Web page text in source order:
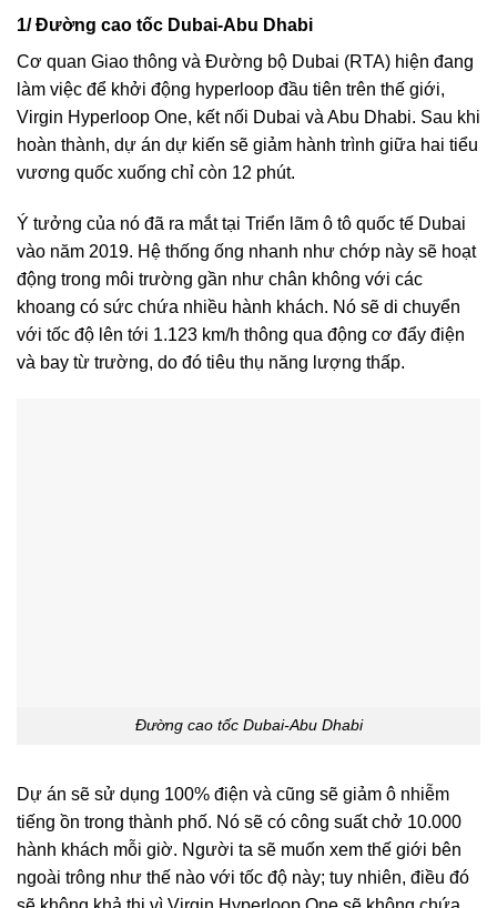
1/ Đường cao tốc Dubai-Abu Dhabi
Cơ quan Giao thông và Đường bộ Dubai (RTA) hiện đang
làm việc để khởi động hyperloop đầu tiên trên thế giới,
Virgin Hyperloop One, kết nối Dubai và Abu Dhabi. Sau khi
hoàn thành, dự án dự kiến sẽ giảm hành trình giữa hai tiểu
vương quốc xuống chỉ còn 12 phút.
Ý tưởng của nó đã ra mắt tại Triển lãm ô tô quốc tế Dubai
vào năm 2019. Hệ thống ống nhanh như chớp này sẽ hoạt
động trong môi trường gần như chân không với các
khoang có sức chứa nhiều hành khách. Nó sẽ di chuyển
với tốc độ lên tới 1.123 km/h thông qua động cơ đẩy điện
và bay từ trường, do đó tiêu thụ năng lượng thấp.
Đường cao tốc Dubai-Abu Dhabi
Dự án sẽ sử dụng 100% điện và cũng sẽ giảm ô nhiễm
tiếng ồn trong thành phố. Nó sẽ có công suất chở 10.000
hành khách mỗi giờ. Người ta sẽ muốn xem thế giới bên
ngoài trông như thế nào với tốc độ này; tuy nhiên, điều đó